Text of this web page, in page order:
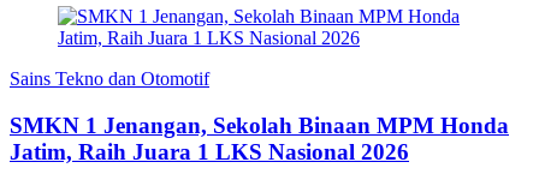
Sains Tekno dan Otomotif
SMKN 1 Jenangan, Sekolah Binaan MPM Honda
Jatim, Raih Juara 1 LKS Nasional 2026